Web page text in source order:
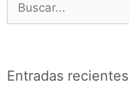
Entradas recientes